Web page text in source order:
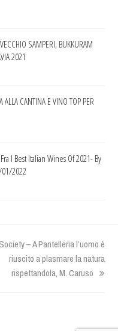
SAMPERI, BUKKURAM
2021
CANTINA E VINO TOP PER
I Best Italian Wines Of 2021- By
01/2022
– A Pantelleria l’uomo è
riuscito a plasmare la natura
rispettandola, M. Caruso